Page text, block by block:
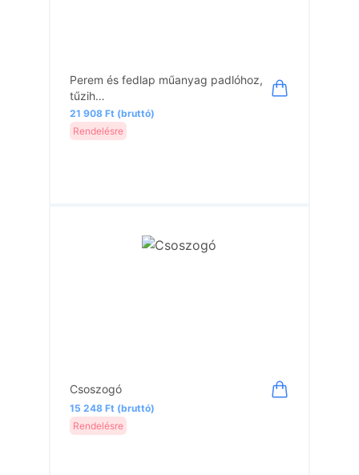
Perem és fedlap műanyag padlóhoz,
tűzih…
21 908 Ft (bruttó)
Rendelésre
Csoszogó
15 248 Ft (bruttó)
Rendelésre